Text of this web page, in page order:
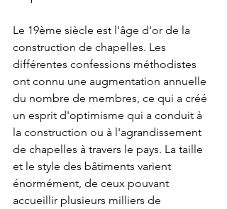
Le 19ème siècle est l'âge d'or de la
construction de chapelles. Les
différentes confessions méthodistes
ont connu une augmentation annuelle
du nombre de membres, ce qui a créé
un esprit d'optimisme qui a conduit à
la construction ou à l'agrandissement
de chapelles à travers le pays. La taille
et le style des bâtiments varient
énormément, de ceux pouvant
accueillir plusieurs milliers de